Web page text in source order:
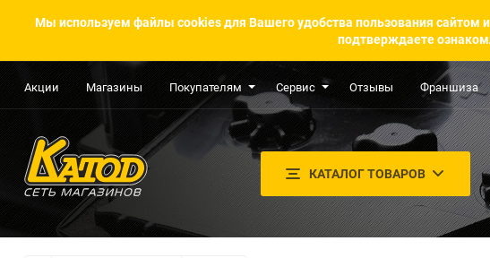
Мы используем файлы cookies для Вашего удобства пользования сайтом
подтверждаете
Акции Магазины Покупателям Сервис Отзывы Франшиза
КАТАЛОГ ТОВАРОВ